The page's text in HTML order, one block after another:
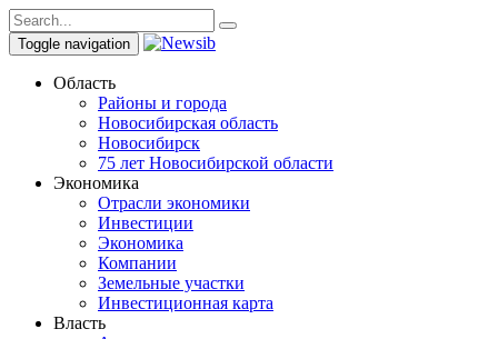
Toggle navigation
Область
Районы и города
Новосибирская область
Новосибирск
75 лет Новосибирской области
Экономика
Отрасли экономики
Инвестиции
Экономика
Компании
Земельные участки
Инвестиционная карта
Власть